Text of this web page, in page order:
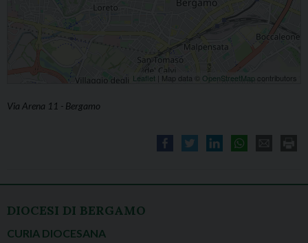
Leaflet | Map data © OpenStreetMap contributors
Via Arena 11 - Bergamo
DIOCESI DI BERGAMO
CURIA DIOCESANA